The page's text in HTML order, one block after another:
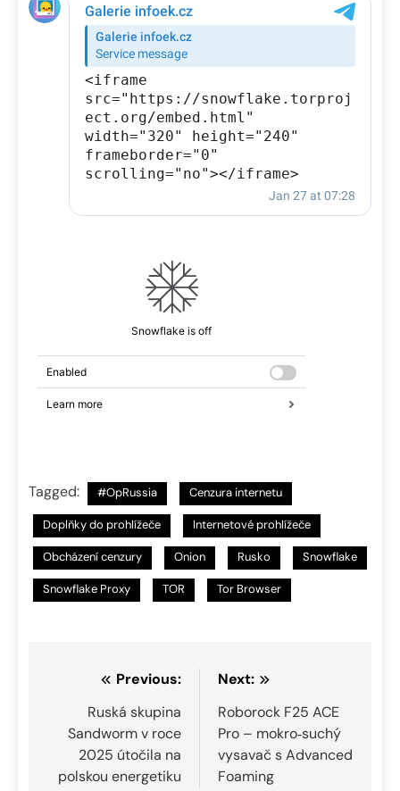
Tagged: #OpRussia Cenzura internetu
Doplňky do prohlížeče Internetové prohlížeče
Obcházení cenzury Onion Rusko Snowflake
Snowflake Proxy TOR Tor Browser
Navigace
příspěvek
Previous:
Ruská skupina
Sandworm v roce
2025 útočila na
polskou energetiku
Next:
Roborock F25 ACE
Pro – mokro‑suchý
vysavač s Advanced
Foaming